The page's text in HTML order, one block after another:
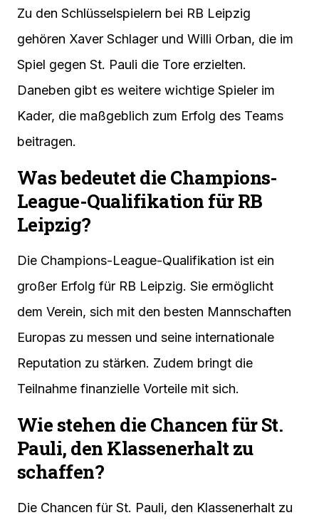
Zu den Schlüsselspielern bei RB Leipzig
gehören Xaver Schlager und Willi Orban, die im
Spiel gegen St. Pauli die Tore erzielten.
Daneben gibt es weitere wichtige Spieler im
Kader, die maßgeblich zum Erfolg des Teams
beitragen.
Was bedeutet die Champions-
League-Qualifikation für RB
Leipzig?
Die Champions-League-Qualifikation ist ein
großer Erfolg für RB Leipzig. Sie ermöglicht
dem Verein, sich mit den besten Mannschaften
Europas zu messen und seine internationale
Reputation zu stärken. Zudem bringt die
Teilnahme finanzielle Vorteile mit sich.
Wie stehen die Chancen für St.
Pauli, den Klassenerhalt zu
schaffen?
Die Chancen für St. Pauli, den Klassenerhalt zu